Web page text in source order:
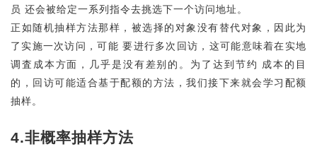
员 还会被给定一系列指令去挑选下一个访问地址。
正如随机抽样方法那样，被选择的对象没有替代对象，因此为
了实施一次访问，可能 要进行多次回访，这可能意味着在实地
调査成本方面，几乎是没有差别的。为了达到节约 成本的目
的，回访可能适合基于配额的方法，我们接下来就会学习配额
抽样。
4.非概率抽样方法